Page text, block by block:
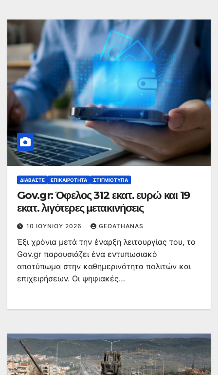
ΔΙΑΒΆΣΤΕ ΕΠΙΚΑΙΡΌΤΗΤΑ ΣΤΙΓΜΙΌΤΥΠΑ
Gov.gr: Όφελος 312 εκατ. ευρώ και 19
εκατ. λιγότερες μετακινήσεις
10 ΙΟΥΝΊΟΥ 2026 GEOATHANAS
Έξι χρόνια μετά την έναρξη λειτουργίας του, το
Gov.gr παρουσιάζει ένα εντυπωσιακό
αποτύπωμα στην καθημερινότητα πολιτών και
επιχειρήσεων. Οι ψηφιακές…